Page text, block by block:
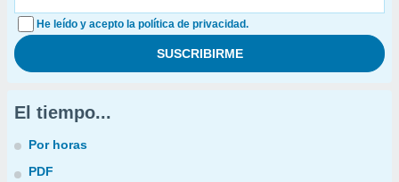
He leído y acepto la política de privacidad.
El tiempo...
Por horas
PDF